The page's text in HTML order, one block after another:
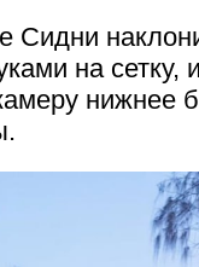
Сидни
на сетку,
нижнее